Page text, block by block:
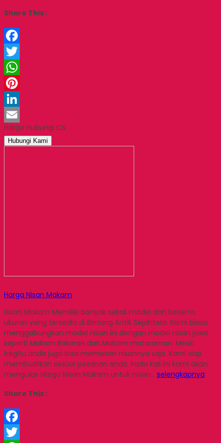
Share This :
Facebook
Twitter
WhatsApp
Pinterest
LinkedIn
Email
Harga Hubungi CS
Hubungi Kami
Harga Nisan Makam
Nisan Makam Memiliki banyak sekali model dan beserta
ukuran yang tersedia di Bintang Antik Sejahtera. Kami biasa
menggabungkan model nisan ini dengan model nisan jawa
seperti Makam Bokoran dan Makam mataraman. Meski
begitu anda juga bisa memesan nisannya saja. Kami siap
membuatkan sesuai pesanan anda. Pada kali ini kami akan
mengulas Harga Nisan Makam untuk nisan… selengkapnya
Share This :
Facebook